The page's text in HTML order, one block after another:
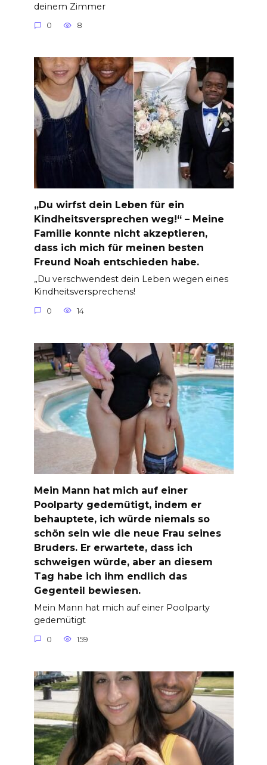
deinem Zimmer
0 8
„Du wirfst dein Leben für ein
Kindheitsversprechen weg!“ – Meine
Familie konnte nicht akzeptieren,
dass ich mich für meinen besten
Freund Noah entschieden habe.
„Du verschwendest dein Leben wegen eines
Kindheitsversprechens!
0 14
Mein Mann hat mich auf einer
Poolparty gedemütigt, indem er
behauptete, ich würde niemals so
schön sein wie die neue Frau seines
Bruders. Er erwartete, dass ich
schweigen würde, aber an diesem
Tag habe ich ihm endlich das
Gegenteil bewiesen.
Mein Mann hat mich auf einer Poolparty
gedemütigt
0 159